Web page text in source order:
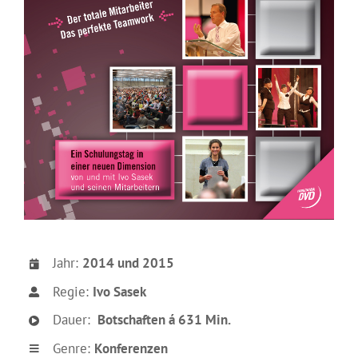
Jahr: 2014 und 2015
Regie: Ivo Sasek
Dauer: Botschaften á 631 Min.
Genre: Konferenzen